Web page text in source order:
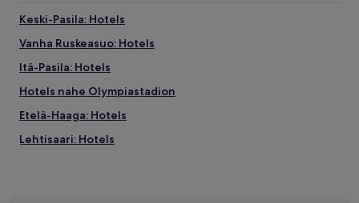
Keski-Pasila: Hotels
Vanha Ruskeasuo: Hotels
Itä-Pasila: Hotels
Hotels nahe Olympiastadion
Etelä-Haaga: Hotels
Lehtisaari: Hotels